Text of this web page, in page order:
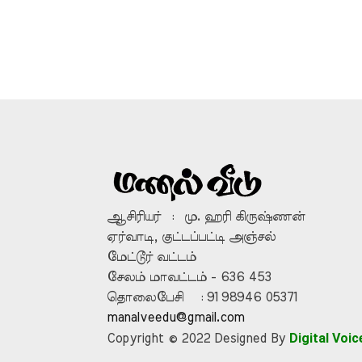
ஆசிரியர் : மு. ஹரி கிருஷ்ணன்
ஏர்வாடி, குட்டப்பட்டி அஞ்சல்
மேட்டூர் வட்டம்
சேலம் மாவட்டம் - 636 453
தொலைபேசி : 91 98946 05371
manalveedu@gmail.com
Copyright © 2022 Designed By Digital